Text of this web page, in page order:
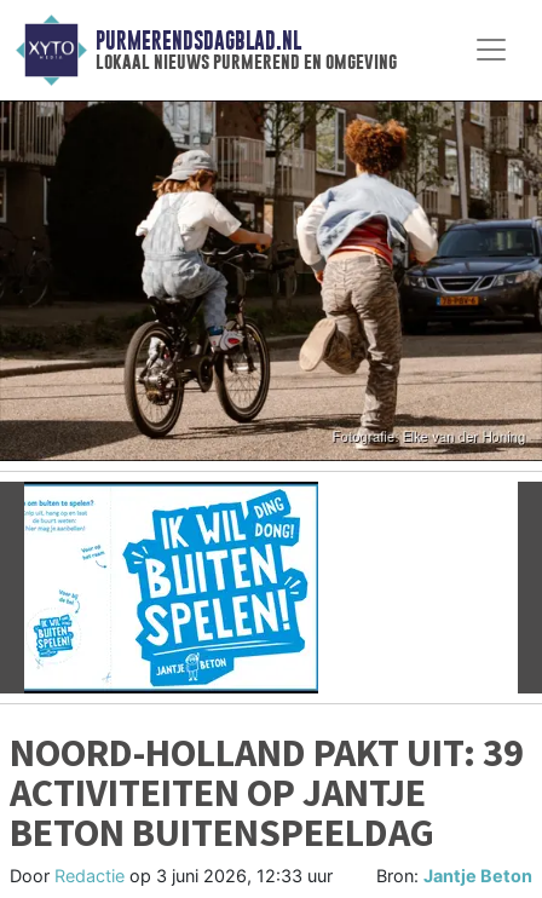
PURMERENDSDAGBLAD.NL
lokaal nieuws purmerend en omgeving
Vorige
NOORD-HOLLAND PAKT UIT: 39
ACTIVITEITEN OP JANTJE
BETON BUITENSPEELDAG
Door Redactie op 3 juni 2026, 12:33 uur Bron: Jantje Beton